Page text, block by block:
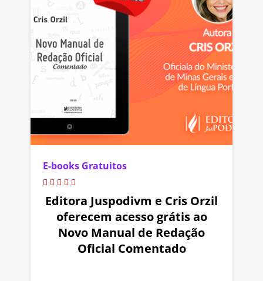
E-books Gratuitos
Editora Juspodivm e Cris Orzil
oferecem acesso grátis ao
Novo Manual de Redação
Oficial Comentado